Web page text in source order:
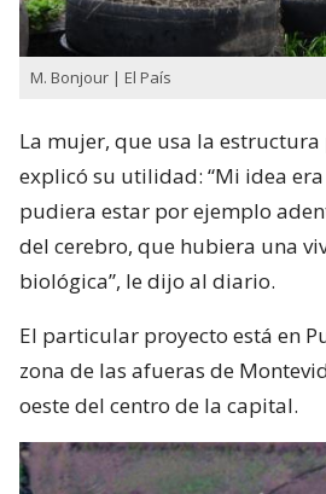
M. Bonjour | El País
La mujer, que usa la estructura
explicó su utilidad: “Mi idea
pudiera estar por ejemplo
del cerebro, que hubiera una
biológica”, le dijo al diario.
El particular proyecto está en
zona de las afueras de
oeste del centro de la capital.